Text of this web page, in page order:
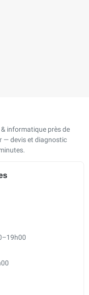
informatique près de
— devis et diagnostic